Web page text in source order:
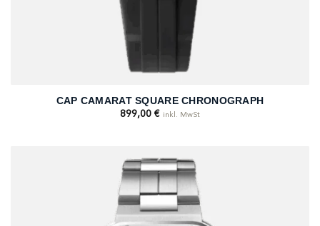
CAP CAMARAT SQUARE CHRONOGRAPH
899,00 € inkl. MwSt